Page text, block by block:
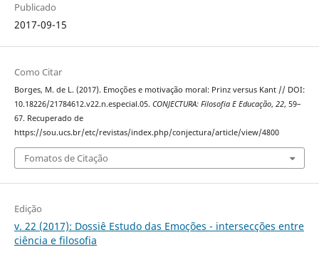
Publicado
2017-09-15
Como Citar
Borges, M. de L. (2017). Emoções e motivação moral: Prinz versus Kant // DOI:
10.18226/21784612.v22.n.especial.05. CONJECTURA: Filosofia E Educação, 22, 59–
67. Recuperado de
https://sou.ucs.br/etc/revistas/index.php/conjectura/article/view/4800
Fomatos de Citação
Edição
v. 22 (2017): Dossiê Estudo das Emoções - intersecções entre
ciência e filosofia